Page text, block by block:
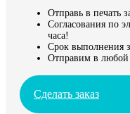
Отправь в печать
Согласования по
часа!
Срок выполнения
Отправим в
Сделать заказ